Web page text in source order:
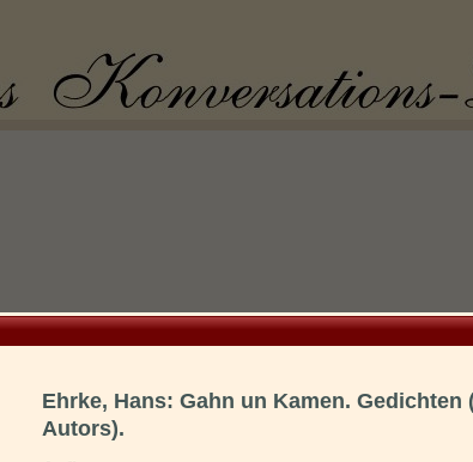
Ehrke, Hans: Gahn un Kamen.
Autors).